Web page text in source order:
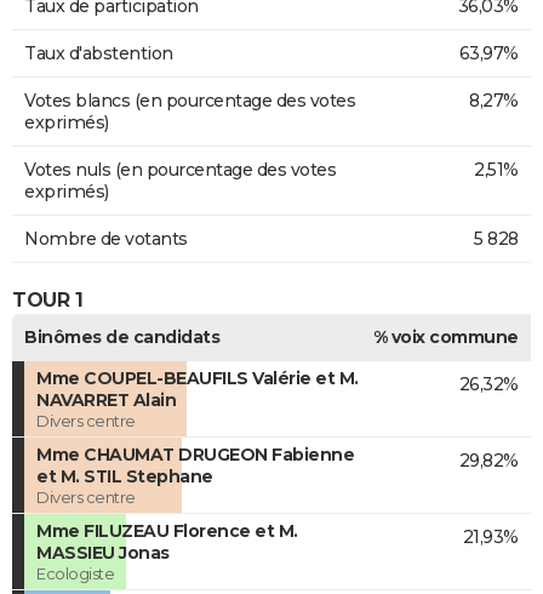
Taux de participation 36,03%
Taux d'abstention 63,97%
Votes blancs (en pourcentage des votes
exprimés)
8,27%
Votes nuls (en pourcentage des votes
exprimés)
2,51%
Nombre de votants 5 828
TOUR 1
Binômes de candidats
% voix commune
Mme COUPEL-BEAUFILS Valérie et M.
NAVARRET Alain
Divers centre
26,32%
Mme CHAUMAT DRUGEON Fabienne
et M. STIL Stephane
Divers centre
29,82%
Mme FILUZEAU Florence et M.
MASSIEU Jonas
Ecologiste
21,93%